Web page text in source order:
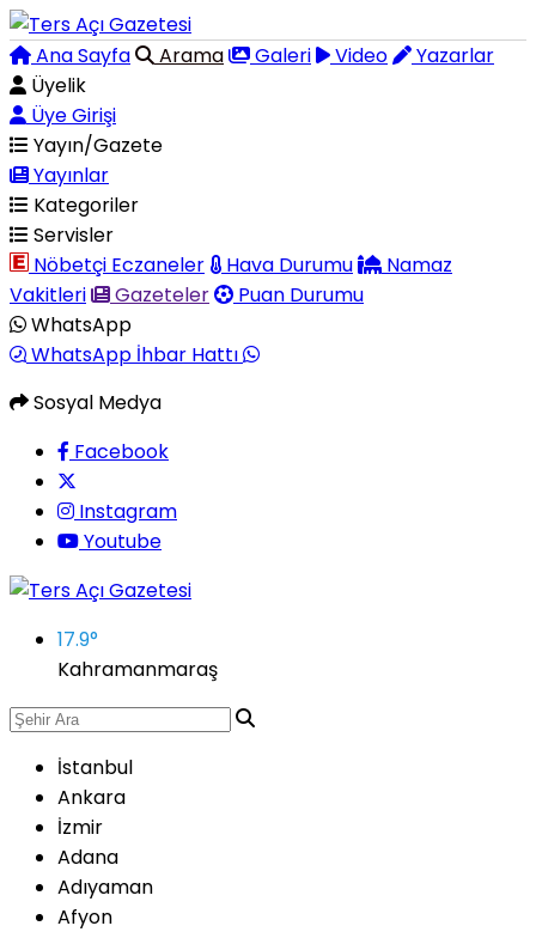
Ana Sayfa Arama Galeri Video
Yazarlar
Üyelik
Üye Girişi
Yayın/Gazete
Yayınlar
Kategoriler
Servisler
Nöbetçi Eczaneler
Hava Durumu
Namaz
Vakitleri
Gazeteler
Puan Durumu
WhatsApp
WhatsApp İhbar Hattı
Sosyal Medya
Facebook
Instagram
Youtube
17.9°
Kahramanmaraş
İstanbul
Ankara
İzmir
Adana
Adıyaman
Afyon